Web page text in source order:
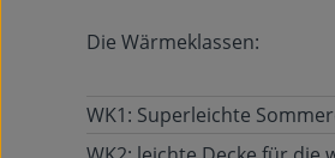
Die Wärmeklassen:
WK1: Superleichte